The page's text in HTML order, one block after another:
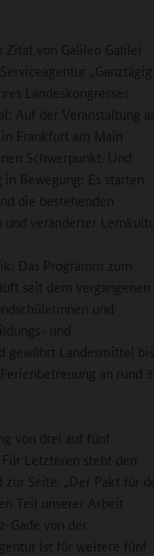
Zitat von Galileo Galilei
„Ganztägig
Landeskongresses
Auf der Veranstaltung
Frankfurt am Main
Schwerpunkt. Und
Bewegung: Es starten
die bestehenden
veränderter Lernkultur.
Das Programm zum
seit dem vergangenen
und
und
Landesmittel bis
an rund
von drei auf fünf
Letzteren steht den
zur Seite. „Der Pakt für
Teil unserer Arbeit
von der
ist für weitere fünf